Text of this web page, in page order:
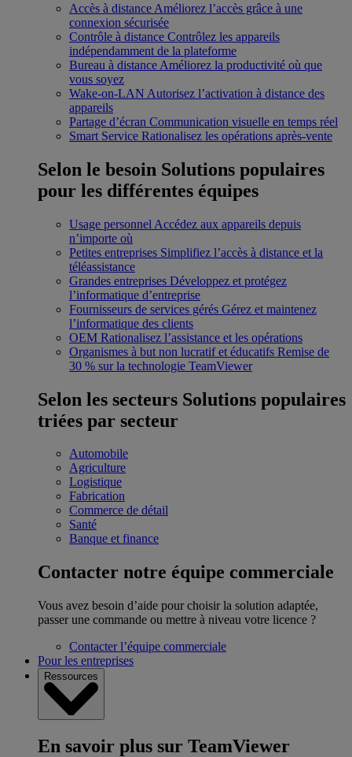
Accès à distance Améliorez l’accès grâce à une
connexion sécurisée
Contrôle à distance Contrôlez les appareils
indépendamment de la plateforme
Bureau à distance Améliorez la productivité où que
vous soyez
Wake-on-LAN Autorisez l’activation à distance des
appareils
Partage d’écran Communication visuelle en temps réel
Smart Service Rationalisez les opérations après-vente
Selon le besoin Solutions populaires
pour les différentes équipes
Usage personnel Accédez aux appareils depuis
n’importe où
Petites entreprises Simplifiez l’accès à distance et la
téléassistance
Grandes entreprises Développez et protégez
l’informatique d’entreprise
Fournisseurs de services gérés Gérez et maintenez
l’informatique des clients
OEM Rationalisez l’assistance et les opérations
Organismes à but non lucratif et éducatifs Remise de
30 % sur la technologie TeamViewer
Selon les secteurs Solutions populaires
triées par secteur
Automobile
Agriculture
Logistique
Fabrication
Commerce de détail
Santé
Banque et finance
Contacter notre équipe commerciale
Vous avez besoin d’aide pour choisir la solution adaptée,
passer une commande ou mettre à niveau votre licence ?
Contacter l’équipe commerciale
Pour les entreprises
Ressources
En savoir plus sur TeamViewer